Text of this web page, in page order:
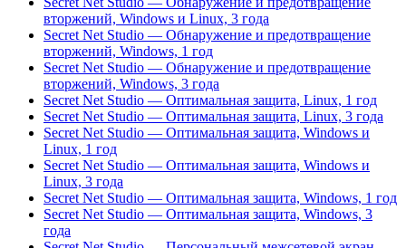
вторжений, Windows и Linux, 3 года
Secret Net Studio — Обнаружение и предотвращение
вторжений, Windows, 1 год
Secret Net Studio — Обнаружение и предотвращение
вторжений, Windows, 3 года
Secret Net Studio — Оптимальная защита, Linux, 1 год
Secret Net Studio — Оптимальная защита, Linux, 3 года
Secret Net Studio — Оптимальная защита, Windows и
Linux, 1 год
Secret Net Studio — Оптимальная защита, Windows и
Linux, 3 года
Secret Net Studio — Оптимальная защита, Windows, 1 год
Secret Net Studio — Оптимальная защита, Windows, 3
года